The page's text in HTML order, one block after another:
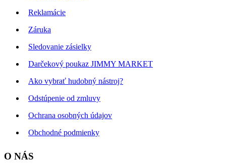
Reklamácie
Záruka
Sledovanie zásielky
Darčekový poukaz JIMMY MARKET
Ako vybrať hudobný nástroj?
Odstúpenie od zmluvy
Ochrana osobných údajov
Obchodné podmienky
O NÁS